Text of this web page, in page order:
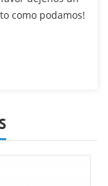
como podamos!